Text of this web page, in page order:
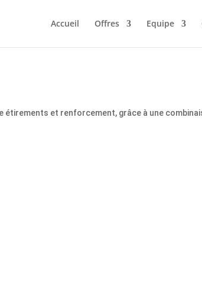
Accueil Offres Equipe
et renforcement, grâce à une